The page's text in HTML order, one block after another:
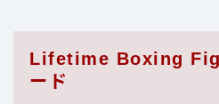
Lifetime Boxing
ード